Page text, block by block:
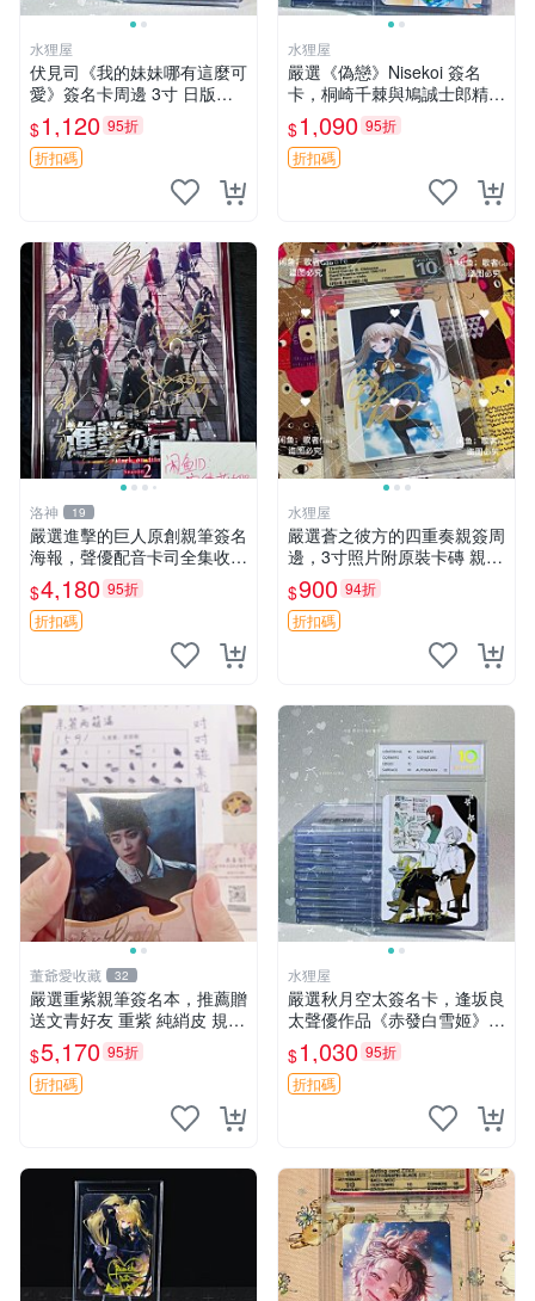
水狸屋
伏見司《我的妹妹哪有這麼可
愛》簽名卡周邊 3寸 日版中
古限量推薦收藏 日漫周邊 姐
妹 插畫家
$1,120 95折
折扣碼
水狸屋
嚴選《偽戀》Nisekoi 簽名
卡，桐崎千棘與鳩誠士郎精美
周邊，3寸日版中古帶原裝卡
磚，國內直郵 偽戀 Nisekoi
簽名卡 桐崎千棘
$1,090 95折
折扣碼
洛神 19
嚴選進擊的巨人原創親筆簽名
海報，聲優配音卡司全集收藏
推薦 艾倫、三笠、阿明、埃
爾文巨細靡遺肖像照
$4,180 95折
折扣碼
水狸屋
嚴選蒼之彼方的四重奏親簽周
邊，3寸照片附原裝卡磚 親簽
照 收藏級 影印品 杜蕾斯相紙
質地 限量版 Aokana Four Rh
ythm 藍光紀念照 簽名
$900 94折
折扣碼
董爺愛收藏 32
嚴選重紫親筆簽名本，推薦贈
送文青好友 重紫 純綃皮 規格
8開
$5,170 95折
折扣碼
水狸屋
嚴選秋月空太簽名卡，逢坂良
太聲優作品《赤發白雪姬》3
寸帶卡磚 中古 秋月空太 簽名
卡 聲優 作品
$1,030 95折
折扣碼